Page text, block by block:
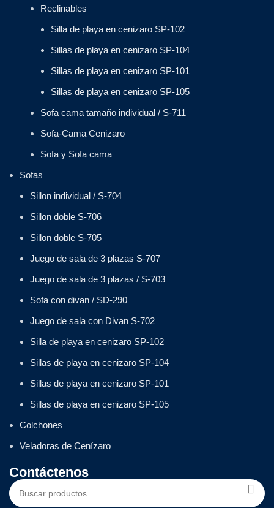
Reclinables
Silla de playa en cenizaro SP-102
Sillas de playa en cenizaro SP-104
Sillas de playa en cenizaro SP-101
Sillas de playa en cenizaro SP-105
Sofa cama tamaño individual / S-711
Sofa-Cama Cenizaro
Sofa y Sofa cama
Sofas
Sillon individual / S-704
Sillon doble S-706
Sillon doble S-705
Juego de sala de 3 plazas S-707
Juego de sala de 3 plazas / S-703
Sofa con divan / SD-290
Juego de sala con Divan S-702
Silla de playa en cenizaro SP-102
Sillas de playa en cenizaro SP-104
Sillas de playa en cenizaro SP-101
Sillas de playa en cenizaro SP-105
Colchones
Veladoras de Cenízaro
Contáctenos